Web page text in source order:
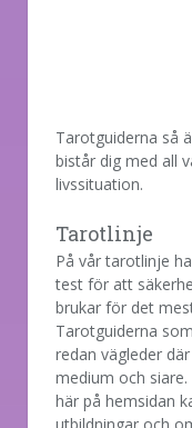
Tarotguiderna så
bistår dig med all
livssituation.
Tarotlinje
På vår tarotlinje
test för att
brukar för det
Tarotguiderna
redan vägleder
medium och
här på hemsidan
utbildningar och